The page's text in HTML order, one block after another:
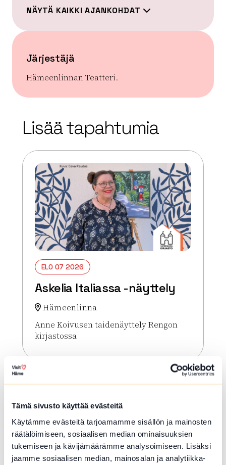
Tämä sivusto käyttää evästeitä
Käytämme evästeitä tarjoamamme sisällön ja mainosten
räätälöimiseen, sosiaalisen median ominaisuuksien
tukemiseen ja kävijämäärämme analysoimiseen. Lisäksi
jaamme sosiaalisen median, mainosalan ja analytiikka-
NÄYTÄ KAIKKI AJANKOHDAT
Järjestäjä
Hämeenlinnan Teatteri.
OpenStreetMap
Lisää tapahtumia
ELO 07 2026
Askelia Italiassa -näyttely
Hämeenlinna
Anne Koivusen taidenäyttely Rengon
kirjastossa
Lue lisää tapahtumasta Askelia Italiassa -näyttely